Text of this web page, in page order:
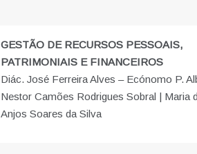
GESTÃO DE RECURSOS PESSOAIS,
PATRIMONIAIS E FINANCEIROS
Diác. José Ferreira Alves – Ecónomo P.
Nestor Camões Rodrigues Sobral | Maria
Anjos Soares da Silva